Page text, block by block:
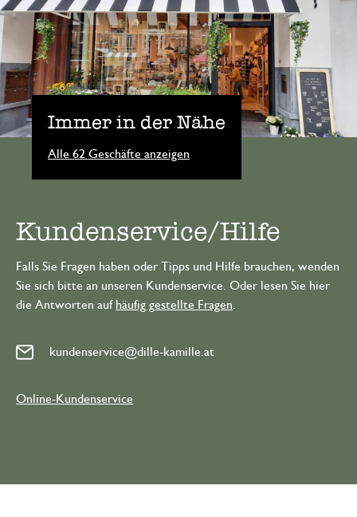
Immer in der Nähe
Alle 62 Geschäfte anzeigen
Kundenservice/Hilfe
Falls Sie Fragen haben oder Tipps und Hilfe brauchen, wenden
Sie sich bitte an unseren Kundenservice. Oder lesen Sie hier
die Antworten auf häufig gestellte Fragen
kundenservice@dille-kamille.at
Online-Kundenservice